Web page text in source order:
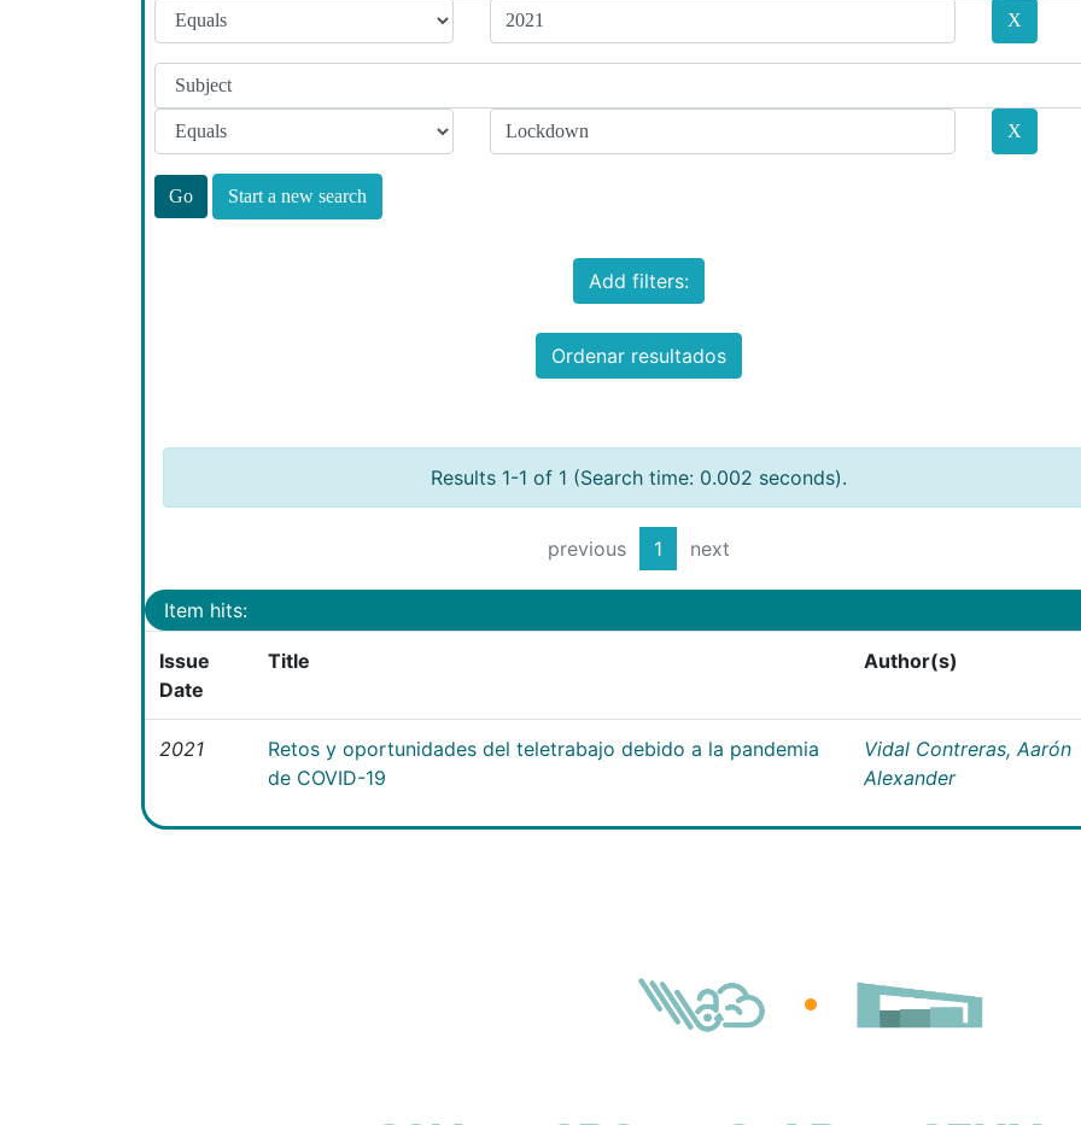
Start a new search
Add filters:
Ordenar resultados
Results 1-1 of 1 (Search time: 0.002 seconds).
previous 1 next
Item hits:
Issue
Date
Title Author(s)
2021
Retos y oportunidades del teletrabajo debido a la pandemia
de COVID-19
Vidal Contreras, Aarón
Alexander